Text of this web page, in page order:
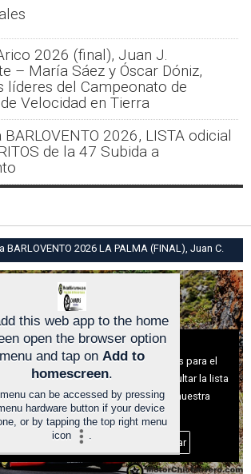
2026 (final), Juan J.
– María Sáez y Óscar Dóniz,
líderes del Campeonato de
Velocidad en Tierra
BARLOVENTO 2026, LISTA odicial
de la 47 Subida a
BARLOVENTO 2026 LA PALMA (FINAL), Juan C.
A. Pérez hacen suya la victoria en la 47 Subida
sobre el Uso de cookies:
cookies nuestras y de terceros para el
del digital. Puedes consultar la lista
cookies y como desconectarlas.Ver nuestra
de Privacidad y Cookies
Aceptar Cookies Personalizar
this web app to the home
open the browser option
menu and tap on Add to
homescreen.
can be accessed by pressing
hardware button if your device
or by tapping the top right menu
icon
.